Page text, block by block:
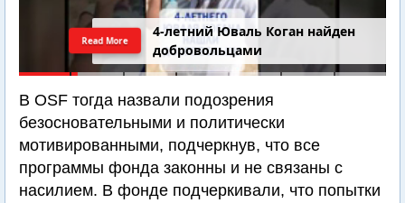
4-летний Юваль Коган найден
добровольцами
Read More
В OSF тогда назвали подозрения
безосновательными и политически
мотивированными, подчеркнув, что все
программы фонда законны и не связаны с
насилием. В фонде подчеркивали, что попытки